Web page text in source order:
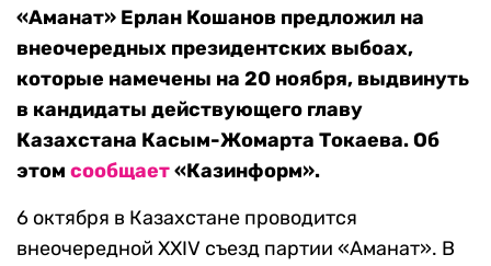
«Аманат» Ерлан Кошанов предложил на
внеочередных президентских выбоах,
которые намечены на 20 ноября, выдвинуть
в кандидаты действующего главу
Казахстана Касым-Жомарта Токаева. Об
этом сообщает«Казинформ».
6 октября в Казахстане проводится
внеочередной XXIV съезд партии «Аманат». В